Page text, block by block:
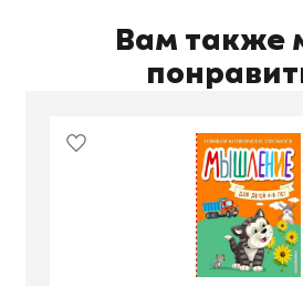
Вам также